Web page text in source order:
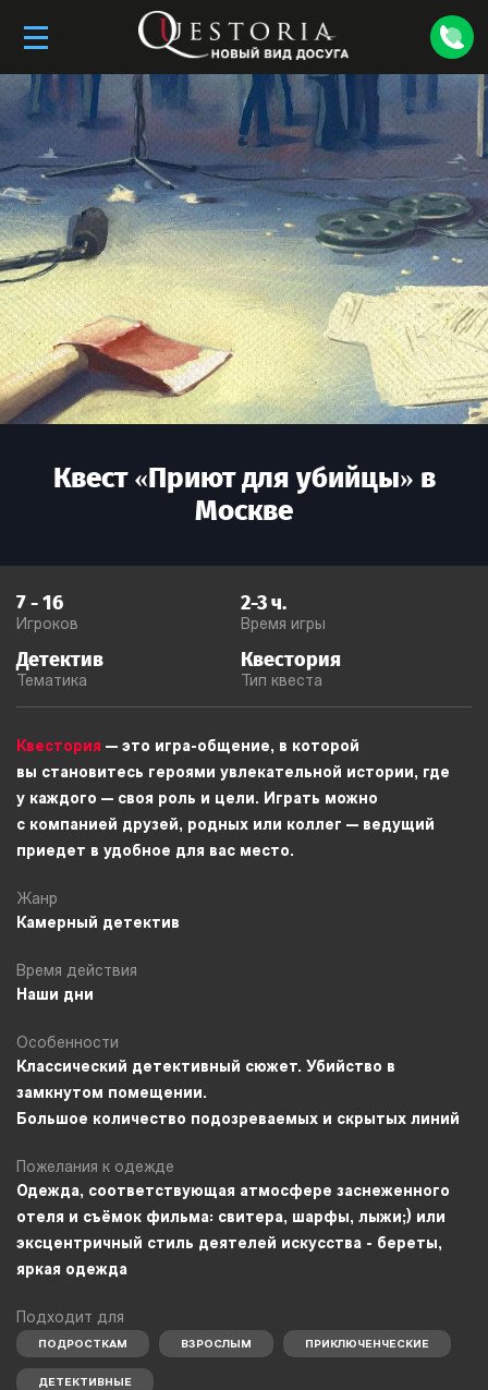
Квест «Приют для убийцы» в
Москве
7-16
Игроков
2-3ч.
Время игры
Детектив
Тематика
Квестория
Тип квеста
Квестория — это игра-общение, в которой
вы становитесь героями увлекательной истории, где
у каждого — своя роль и цели. Играть можно
с компанией друзей, родных или коллег — ведущий
приедет в удобное для вас место.
Жанр
Камерный детектив
Время действия
Наши дни
Особенности
Классический детективный сюжет. Убийство в
замкнутом помещении.
Большое количество подозреваемых и скрытых линий
Пожелания к одежде
Одежда, соответствующая атмосфере заснеженного
отеля и съёмок фильма: свитера, шарфы, лыжи;) или
эксцентричный стиль деятелей искусства - береты,
яркая одежда
Подходит для
ПОДРОСТКАМ ВЗРОСЛЫМ ПРИКЛЮЧЕНЧЕСКИЕ
ДЕТЕКТИВНЫЕ